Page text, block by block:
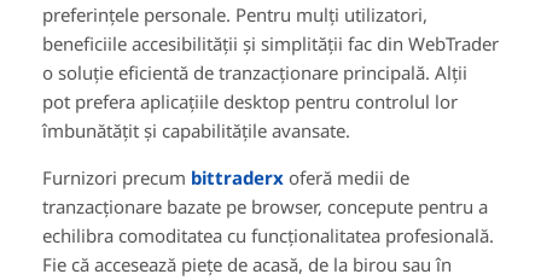
preferințele personale. Pentru mulți utilizatori,
beneficiile accesibilității și simplității fac din WebTrader
o soluție eficientă de tranzacționare principală. Alții
pot prefera aplicațiile desktop pentru controlul lor
îmbunătățit și capabilitățile avansate.
Furnizori precum bittraderx oferă medii de
tranzacționare bazate pe browser, concepute pentru a
echilibra comoditatea cu funcționalitatea profesională.
Fie că accesează piețe de acasă, de la birou sau în